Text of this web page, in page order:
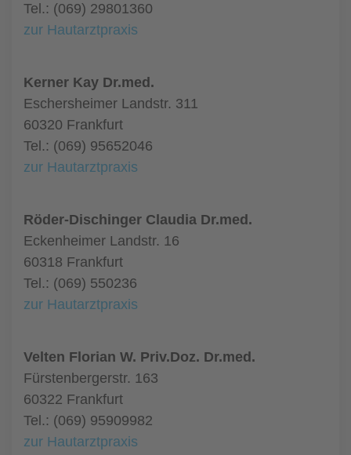
Tel.: (069) 29801360
zur Hautarztpraxis
Kerner Kay Dr.med.
Eschersheimer Landstr. 311
60320 Frankfurt
Tel.: (069) 95652046
zur Hautarztpraxis
Röder-Dischinger Claudia Dr.med.
Eckenheimer Landstr. 16
60318 Frankfurt
Tel.: (069) 550236
zur Hautarztpraxis
Velten Florian W. Priv.Doz. Dr.med.
Fürstenbergerstr. 163
60322 Frankfurt
Tel.: (069) 95909982
zur Hautarztpraxis